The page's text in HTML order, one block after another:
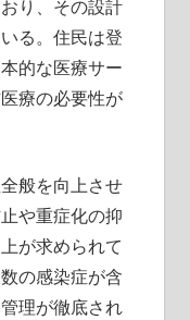
り、その設計
る。住民は登
的な医療サー
療の必要性が
般を向上させ
や重症化の抑
が求められて
の感染症が含
理が徹底され